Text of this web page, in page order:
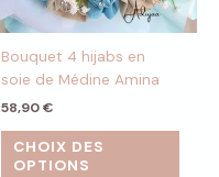
Bouquet 4 hijabs en
soie de Médine Amina
58,90€
CHOIX DES
OPTIONS